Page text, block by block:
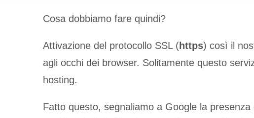
Cosa dobbiamo fare quindi?
Attivazione del protocollo SSL (https) così il
agli occhi dei browser. Solitamente questo
hosting.
Fatto questo, segnaliamo a Google la